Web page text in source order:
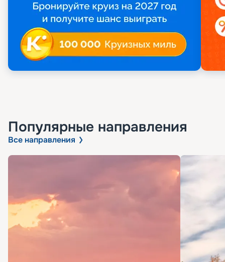
Популярные направления
Все направления